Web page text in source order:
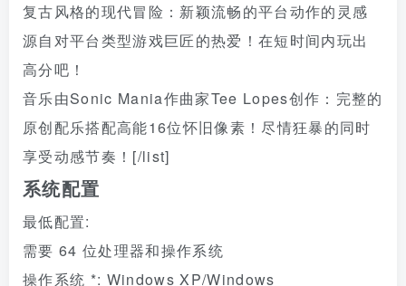
复古风格的现代冒险：新颖流畅的平台动作的灵感
源自对平台类型游戏巨匠的热爱！在短时间内玩出
高分吧！
音乐由Sonic Mania作曲家Tee Lopes创作：完整的
原创配乐搭配高能16位怀旧像素！尽情狂暴的同时
享受动感节奏！[/list]
系统配置
最低配置:
需要 64 位处理器和操作系统
操作系统 *: Windows XP/Windows